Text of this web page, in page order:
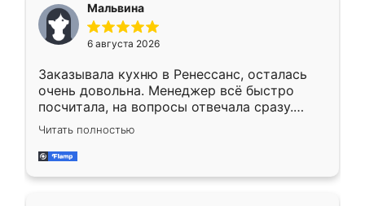
меньше, здесь же он более разнообразный.
Мне нравится ,если что-то потребуется из
мебели буду заказывать только здесь.
Мальвина
6 августа 2026
Заказывала кухню в Ренессанс, осталась
очень довольна. Менеджер всё быстро
посчитала, на вопросы отвечала сразу.
Замерщик приехал в субботу, подошёл к
делу со всей ответственностью. Собрали
за день, ребята работали аккуратно, даже
Читать полностью